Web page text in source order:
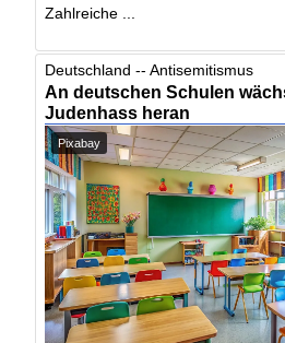
Zahlreiche ...
Deutschland -- Antisemitismus
An deutschen Schulen
Judenhass heran
Pixabay